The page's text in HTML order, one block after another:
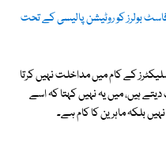
بولرز کو روٹیشن پالیسی کے تحت
کے کام میں مداخلت نہیں کرتا
ہیں، میں یہ نہیں کہتا کہ اسے
بلکہ ماہرین کا کام ہے۔